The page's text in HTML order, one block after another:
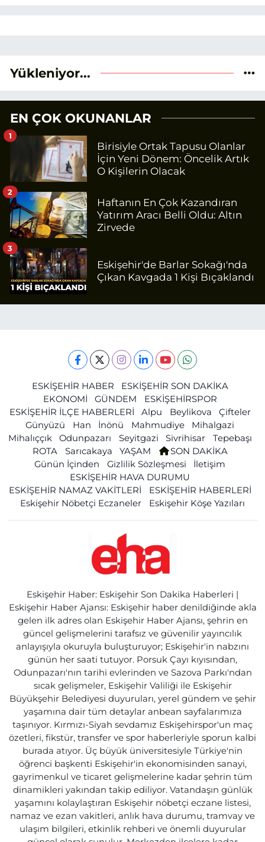
Yükleniyor...
EN ÇOK OKUNANLAR
Birisiyle Ortak Tapusu Olanlar
İçin Yeni Dönem: Öncelik Artık
O Kişilerin Olacak
1
Haftanın En Çok Kazandıran
Yatırım Aracı Belli Oldu: Altın
Zirvede
2
Eskişehir'de Barlar Sokağı'nda
Çıkan Kavgada 1 Kişi Bıçaklandı
3
ESKİŞEHİR HABER
ESKİŞEHİR SON DAKİKA
EKONOMİ
GÜNDEM
ESKİŞEHİRSPOR
ESKİŞEHİR İLÇE HABERLERİ
Alpu Beylikova
Çifteler
Günyüzü
Han İnönü Mahmudiye
Mihalgazi
Mihalıççık
Odunpazarı Seyitgazi Sivrihisar
Tepebaşı
ROTA
Sarıcakaya YAŞAM
SON DAKİKA
Günün İçinden
Gizlilik Sözleşmesi
İletişim
ESKİŞEHİR HAVA DURUMU
ESKİŞEHİR NAMAZ VAKİTLERİ
ESKİŞEHİR HABERLERİ
Eskişehir Nöbetçi Eczaneler
Eskişehir Köşe Yazıları
Eskişehir Haber: Eskişehir Son Dakika Haberleri |
Eskişehir Haber Ajansı: Eskişehir haber denildiğinde akla
gelen ilk adres olan Eskişehir Haber Ajansı, şehrin en
güncel gelişmelerini tarafsız ve güvenilir yayıncılık
anlayışıyla okuruyla buluşturuyor; Eskişehir'in nabzını
günün her saati tutuyor. Porsuk Çayı kıyısından,
Odunpazarı'nın tarihi evlerinden ve Sazova Parkı'ndan
sıcak gelişmeler, Eskişehir Valiliği ile Eskişehir
Büyükşehir Belediyesi duyuruları, yerel gündem ve şehir
yaşamına dair tüm detaylar anbean sayfalarımıza
taşınıyor. Kırmızı-Siyah sevdamız Eskişehirspor'un maç
özetleri, fikstür, transfer ve spor haberleriyle sporun kalbi
burada atıyor. Üç büyük üniversitesiyle Türkiye'nin
öğrenci başkenti Eskişehir'in ekonomisinden sanayi,
gayrimenkul ve ticaret gelişmelerine kadar şehrin tüm
dinamikleri yakından takip ediliyor. Vatandaşın günlük
yaşamını kolaylaştıran Eskişehir nöbetçi eczane listesi,
namaz ve ezan vakitleri, anlık hava durumu, tramvay ve
ulaşım bilgileri, etkinlik rehberi ve önemli duyurular